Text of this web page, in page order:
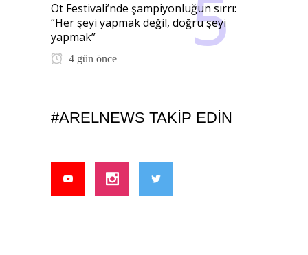
Ot Festivali’nde şampiyonluğun sırrı:
“Her şeyi yapmak değil, doğru şeyi
yapmak”
4 gün önce
#ARELNEWS TAKIP EDIN